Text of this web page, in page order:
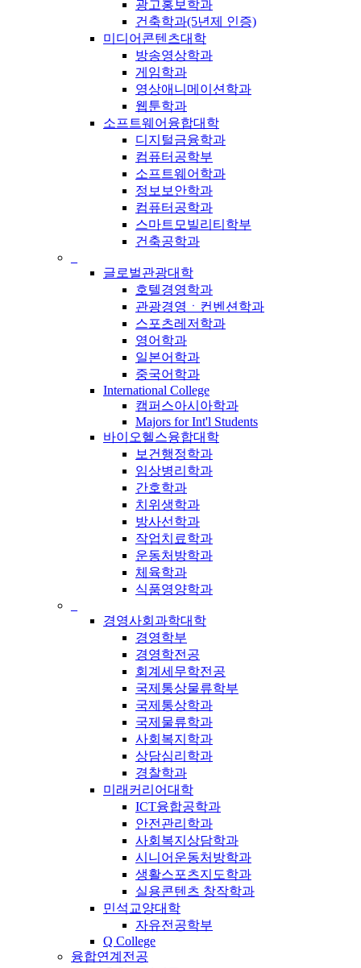
광고홍보학과
건축학과(5년제 인증)
미디어콘텐츠대학
방송영상학과
게임학과
영상애니메이션학과
웹툰학과
소프트웨어융합대학
디지털금융학과
컴퓨터공학부
소프트웨어학과
정보보안학과
컴퓨터공학과
스마트모빌리티학부
건축공학과
글로벌관광대학
호텔경영학과
관광경영ㆍ컨벤션학과
스포츠레저학과
영어학과
일본어학과
중국어학과
International College
캠퍼스아시아학과
Majors for Int'l Students
바이오헬스융합대학
보건행정학과
임상병리학과
간호학과
치위생학과
방사선학과
작업치료학과
운동처방학과
체육학과
식품영양학과
경영사회과학대학
경영학부
경영학전공
회계세무학전공
국제통상물류학부
국제통상학과
국제물류학과
사회복지학과
상담심리학과
경찰학과
미래커리어대학
ICT융합공학과
안전관리학과
사회복지상담학과
시니어운동처방학과
생활스포츠지도학과
실용콘텐츠 창작학과
민석교양대학
자유전공학부
Q College
융합연계전공